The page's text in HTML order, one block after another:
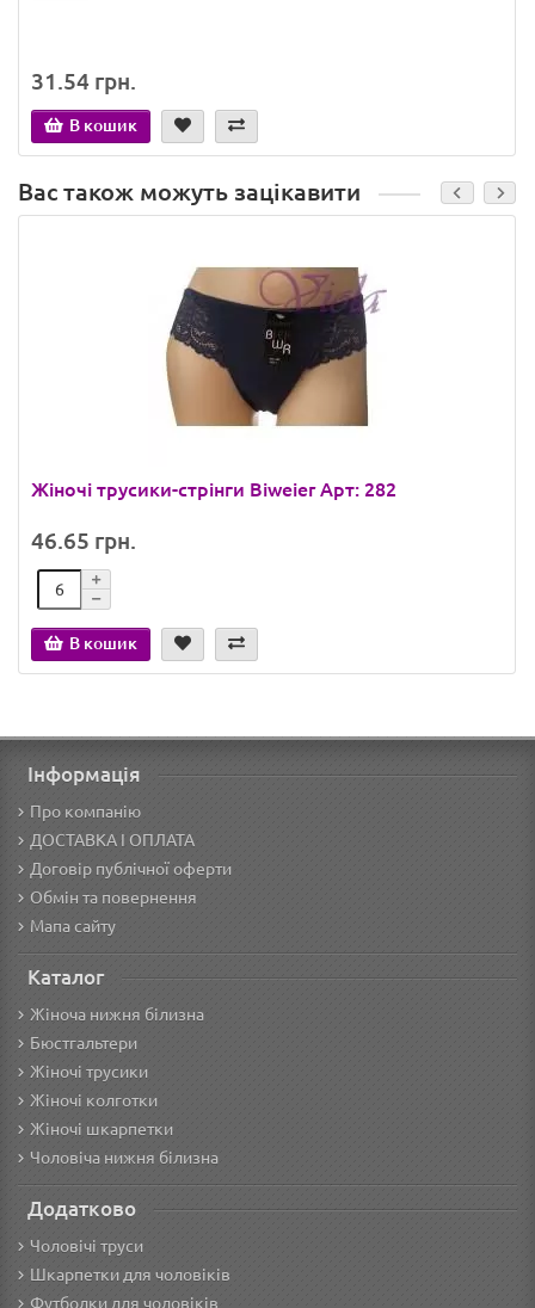
31.54 грн.
В кошик
Вас також можуть зацікавити
Жіночі трусики-стрінги Biweier Арт: 282
46.65 грн.
В кошик
Інформація
Про компанію
ДОСТАВКА І ОПЛАТА
Договір публічної оферти
Обмін та повернення
Мапа сайту
Каталог
Жіноча нижня білизна
Бюстгальтери
Жіночі трусики
Жіночі колготки
Жіночі шкарпетки
Чоловіча нижня білизна
Додатково
Чоловічі труси
Шкарпетки для чоловіків
Футболки для чоловіків